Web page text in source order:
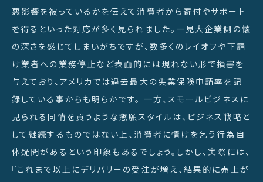
悪影響を被っているかを伝えて消費者から寄付やサポート
を得るといった対応が多く見られました。一見大企業側の懐
の深さを感じてしまいがちですが、数多くのレイオフや下請
け業者への業務停止など表面的には現れない形で損害を
与えており、アメリカでは過去最大の失業保険申請率を記
録している事からも明らかです。 一方、スモールビジネスに
見られる同情を買うような懇願スタイルは、ビジネス戦略と
して継続するものではない上、消費者に情けを乞う行為自
体疑問があるという印象もあるでしょう。しかし、実際には、
『これまで以上にデリバリーの受注が増え、結果的に売上が